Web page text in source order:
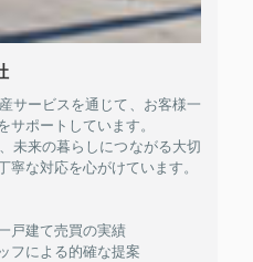
サービスを通じて、お客様一
サポートしています。
未来の暮らしにつながる大切
寧な対応を心がけています。
戸建て売買の実績
フによる的確な提案